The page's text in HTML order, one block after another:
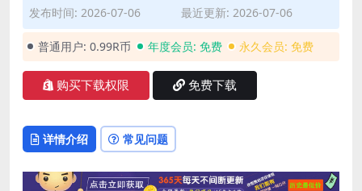
发布时间: 2026-07-06
最近更新: 2026-07-06
普通用户: 0.99R币 年度会员: 免费 永久会员: 免费
购买下载权限 免费下载
详情介绍 常见问题